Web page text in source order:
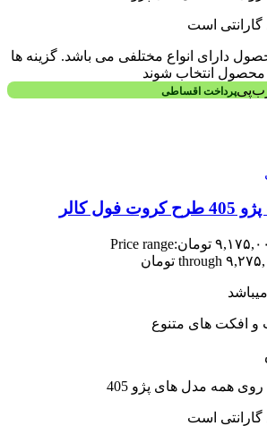
گارانتی است
دارای انواع مختلفی می باشد. گزینه ها
انتخاب شوند
پرداخت اقساطی
کالر
تومانPrice range:
و افکت های متنوع
همه مدل های پژو 405
گارانتی است